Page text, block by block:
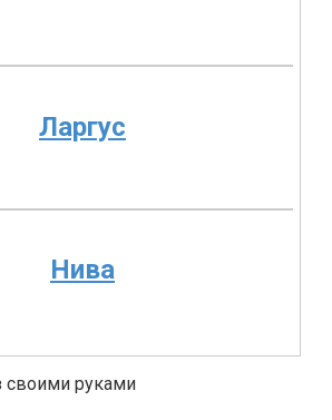
Ларгус
Нива
своими руками